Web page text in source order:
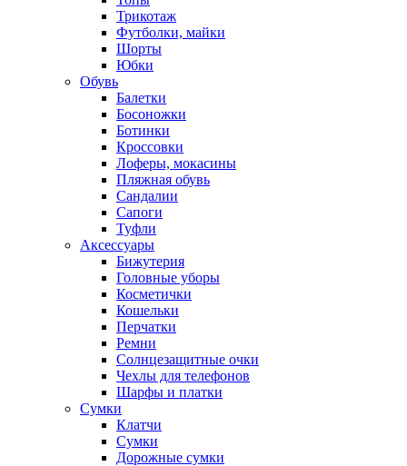
Трикотаж
Футболки, майки
Шорты
Юбки
Обувь
Балетки
Босоножки
Ботинки
Кроссовки
Лоферы, мокасины
Пляжная обувь
Сандалии
Сапоги
Туфли
Аксессуары
Бижутерия
Головные уборы
Косметички
Кошельки
Перчатки
Ремни
Солнцезащитные очки
Чехлы для телефонов
Шарфы и платки
Сумки
Клатчи
Сумки
Дорожные сумки